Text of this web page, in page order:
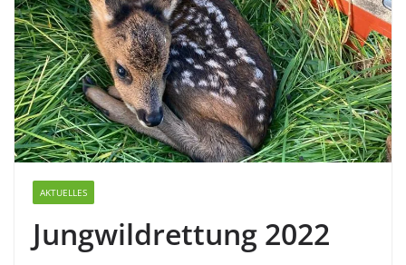
AKTUELLES
Jungwildrettung 2022